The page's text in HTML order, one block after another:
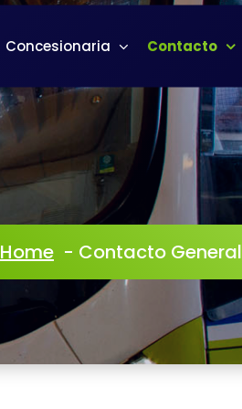
Concesionaria Contacto
Home - Contacto General